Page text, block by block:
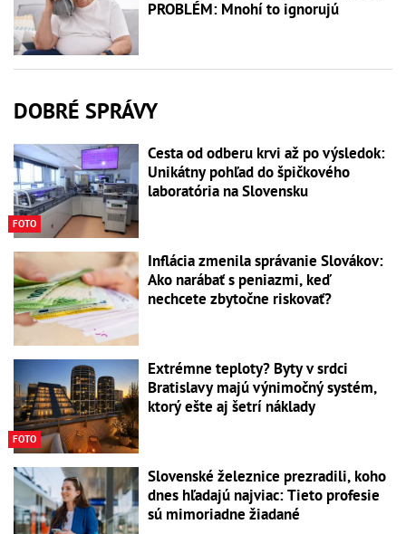
PROBLÉM: Mnohí to ignorujú
DOBRÉ SPRÁVY
FOTO
Cesta od odberu krvi až po výsledok:
Unikátny pohľad do špičkového
laboratória na Slovensku
Inflácia zmenila správanie Slovákov:
Ako narábať s peniazmi, keď
nechcete zbytočne riskovať?
FOTO
Extrémne teploty? Byty v srdci
Bratislavy majú výnimočný systém,
ktorý ešte aj šetrí náklady
Slovenské železnice prezradili, koho
dnes hľadajú najviac: Tieto profesie
sú mimoriadne žiadané